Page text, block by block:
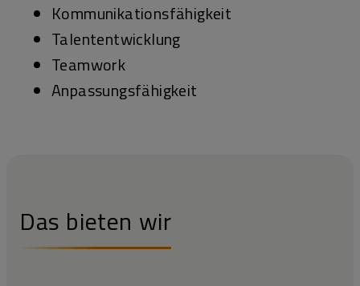
Kommunikationsfähigkeit
Talententwicklung
Teamwork
Anpassungsfähigkeit
Das bieten wir